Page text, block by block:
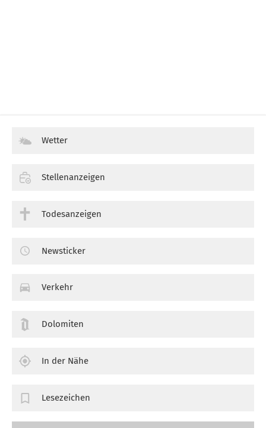
Wetter
Stellenanzeigen
Todesanzeigen
Newsticker
Verkehr
Dolomiten
In der Nähe
Lesezeichen